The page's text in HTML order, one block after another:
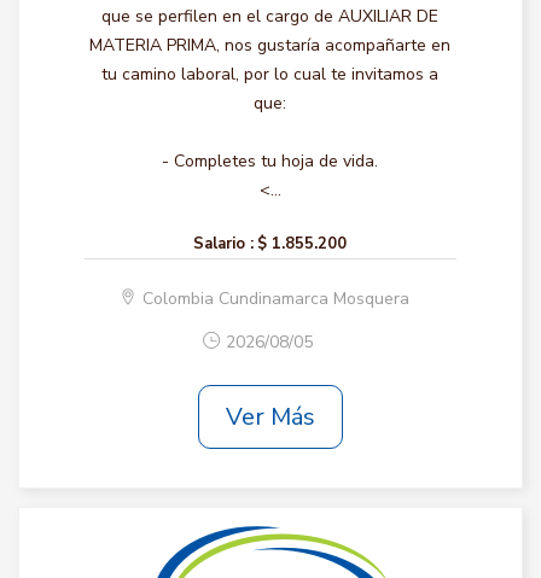
que se perfilen en el cargo de AUXILIAR DE
MATERIA PRIMA, nos gustaría acompañarte en
tu camino laboral, por lo cual te invitamos a
que:
- Completes tu hoja de vida.
<...
Salario : $ 1.855.200
Colombia Cundinamarca Mosquera
2026/08/05
Ver Más